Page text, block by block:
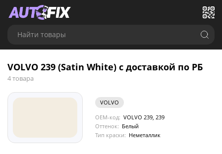
Найти товары
VOLVO 239 (Satin White) с доставкой по РБ
4 товара
VOLVO
OEM-код: VOLVO 239, 239
Оттенок: Белый
Тип краски: Неметаллик